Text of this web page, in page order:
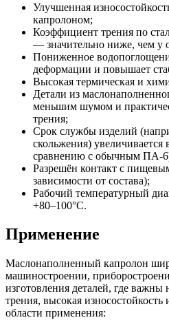
Улучшенная
капролоном;
Коэффициент трения по
— значительно ниже, чем у
Пониженное
деформации и повышает
Высокая термическая и
Детали из
меньшим шумом и
трения;
Срок службы изделий
скольжения) увеличивается
сравнению с обычным ПА-
Разрешён контакт с
зависимости от состава);
Рабочий температурный
+80–100°C.
Применение
Маслонаполненный капролон
машиностроении,
изготовления деталей, где
трения, высокая
области применения: